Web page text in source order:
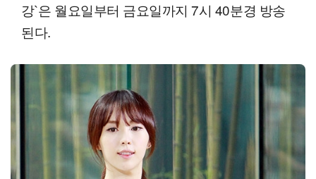
강`은 월요일부터 금요일까지 7시 40분경 방송
된다.